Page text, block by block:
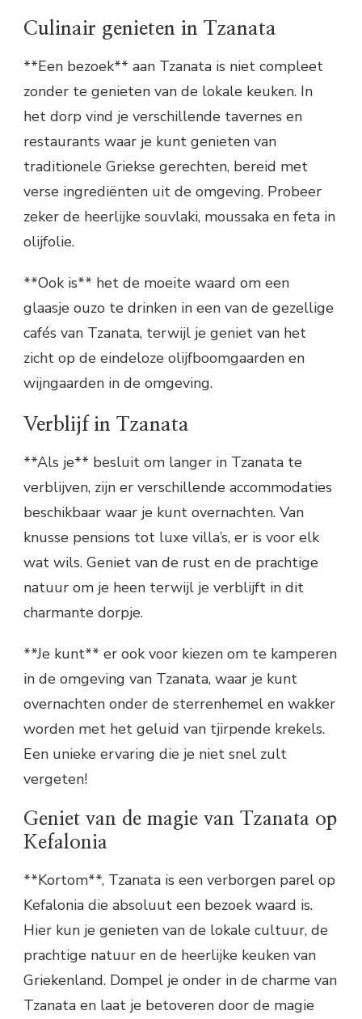
Culinair genieten in Tzanata
**Een bezoek** aan Tzanata is niet compleet
zonder te genieten van de lokale keuken. In
het dorp vind je verschillende tavernes en
restaurants waar je kunt genieten van
traditionele Griekse gerechten, bereid met
verse ingrediënten uit de omgeving. Probeer
zeker de heerlijke souvlaki, moussaka en feta in
olijfolie.
**Ook is** het de moeite waard om een
glaasje ouzo te drinken in een van de gezellige
cafés van Tzanata, terwijl je geniet van het
zicht op de eindeloze olijfboomgaarden en
wijngaarden in de omgeving.
Verblijf in Tzanata
**Als je** besluit om langer in Tzanata te
verblijven, zijn er verschillende accommodaties
beschikbaar waar je kunt overnachten. Van
knusse pensions tot luxe villa’s, er is voor elk
wat wils. Geniet van de rust en de prachtige
natuur om je heen terwijl je verblijft in dit
charmante dorpje.
**Je kunt** er ook voor kiezen om te kamperen
in de omgeving van Tzanata, waar je kunt
overnachten onder de sterrenhemel en wakker
worden met het geluid van tjirpende krekels.
Een unieke ervaring die je niet snel zult
vergeten!
Geniet van de magie van Tzanata op
Kefalonia
**Kortom**, Tzanata is een verborgen parel op
Kefalonia die absoluut een bezoek waard is.
Hier kun je genieten van de lokale cultuur, de
prachtige natuur en de heerlijke keuken van
Griekenland. Dompel je onder in de charme van
Tzanata en laat je betoveren door de magie